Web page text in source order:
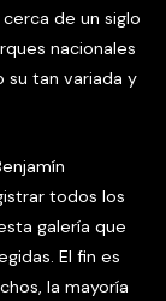
de un siglo
nacionales
tan variada y
todos los
galería que
El fin es
la mayoría